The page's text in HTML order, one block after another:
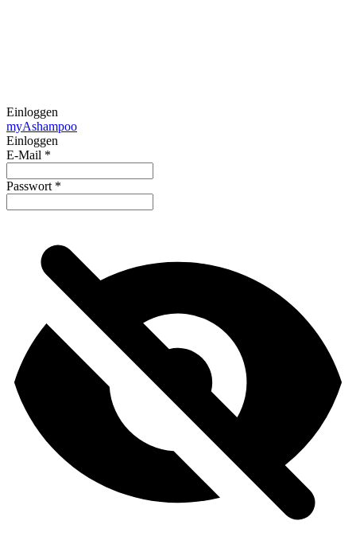
Einloggen
myAshampoo
Einloggen
E-Mail *
Passwort *